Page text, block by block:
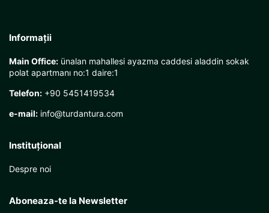
Informații
Main Office: ünalan mahallesi ayazma caddesi aladdin sokak
polat apartmanı no:1 daire:1
Telefon: +90 5451419534
e-mail: info@turdantura.com
Instituţional
Despre noi
Aboneaza-te la Newsletter